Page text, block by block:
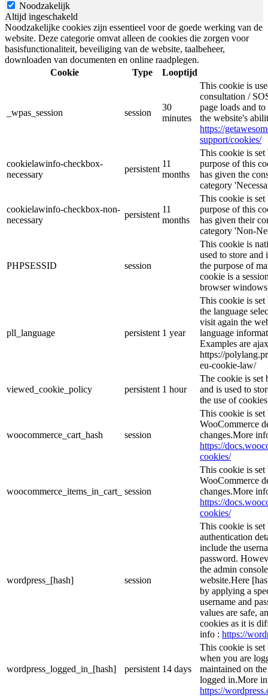
Noodzakelijk
Altijd ingeschakeld
Noodzakelijke cookies zijn essentieel voor de goede werking van de
website. Deze categorie omvat alleen de cookies die zorgen voor
basisfunctionaliteit, beveiliging van de website, taalbeheer,
downloaden van documenten en online raadplegen.
Cookie
Type Looptijd
_wpas_session session
30
minutes
This cookie is
consultation /
page loads and
the website's
https://
support/cookies/
cookielawinfo-checkbox-
necessary
persistent
11
months
This cookie is
purpose of this
has given the
category
cookielawinfo-checkbox-non-
necessary
persistent
11
months
This cookie is
purpose of this
has given their
category 'Non-
PHPSESSID session
This cookie is
used to store
the purpose of
cookie is a
browser
pll_language persistent 1 year
This cookie is set
the language
visit again the
language
Examples are
https://
eu-cookie-law/
viewed_cookie_policy persistent 1 hour
The cookie is set
and is used to
the use of
woocommerce_cart_hash session
This cookie is set
WooCommerce
changes.More
https://
cookies/
woocommerce_items_in_cart_ session
This cookie is set
WooCommerce
changes.More
https://
cookies/
wordpress_[hash] session
This cookie is set
authentication
include the
password.
the admin
website.Here
by applying a
username and
values are safe,
cookies as it is
info : https://
wordpress_logged_in_[hash] persistent 14 days
This cookie is set
when you are
maintained on
logged in.More
https://